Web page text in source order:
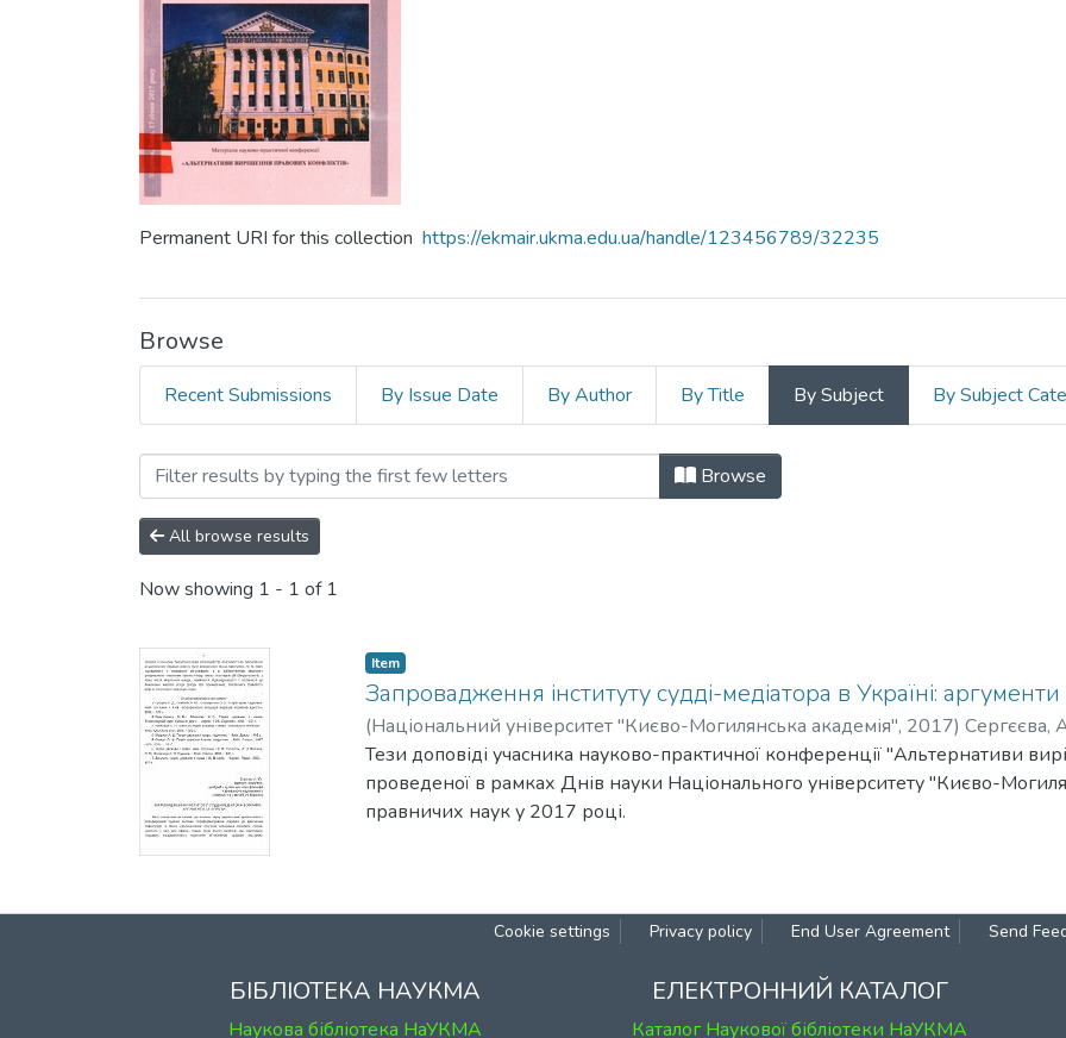
Permanent URI for this collection https://ekmair.ukma.edu.ua/handle/123456789/32235
Browse
Recent Submissions By Issue Date By Author By Title By Subject By Subject
Browsing Дні науки Національного університету "Києво-
Browse
All browse results
Now showing 1 - 1 of 1
Item
Запровадження інституту судді-медіатора в Україні: аргументи
(Національний університет "Києво-Могилянська академія", 2017) Сергєєва,
Тези доповіді учасника науково-практичної конференції "Альтернативи
проведеної в рамках Днів науки Національного університету "Києво-
правничих наук у 2017 році.
Cookie settings Privacy policy End User Agreement Send
БІБЛІОТЕКА НАУКМА
Наукова бібліотека НаУКМА
ЕЛЕКТРОННИЙ КАТАЛОГ
Каталог Наукової бібліотеки НаУКМА